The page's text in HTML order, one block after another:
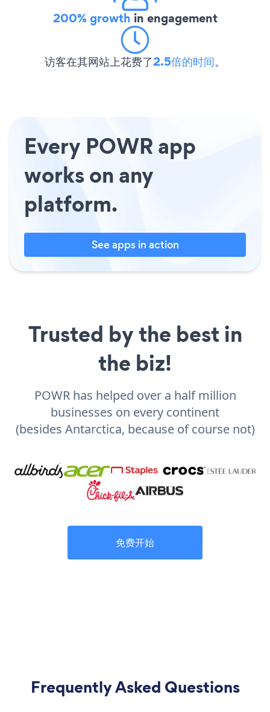
200% growth in engagement
访客在其网站上花费了2.5倍的时间。
Every POWR app
works on any
platform.
See apps in action
Trusted by the best in
the biz!
POWR has helped over a half million
businesses on every continent
(besides Antarctica, because of course not)
免费开始
Frequently Asked Questions